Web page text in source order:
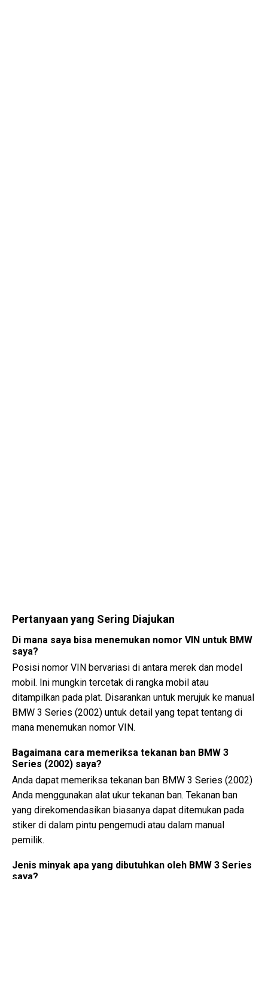
Pertanyaan yang Sering Diajukan
Di mana saya bisa menemukan nomor VIN untuk BMW
saya?
Posisi nomor VIN bervariasi di antara merek dan model
mobil. Ini mungkin tercetak di rangka mobil atau
ditampilkan pada plat. Disarankan untuk merujuk ke manual
BMW 3 Series (2002) untuk detail yang tepat tentang di
mana menemukan nomor VIN.
Bagaimana cara memeriksa tekanan ban BMW 3
Series (2002) saya?
Anda dapat memeriksa tekanan ban BMW 3 Series (2002)
Anda menggunakan alat ukur tekanan ban. Tekanan ban
yang direkomendasikan biasanya dapat ditemukan pada
stiker di dalam pintu pengemudi atau dalam manual
pemilik.
Jenis minyak apa yang dibutuhkan oleh BMW 3 Series
saya?